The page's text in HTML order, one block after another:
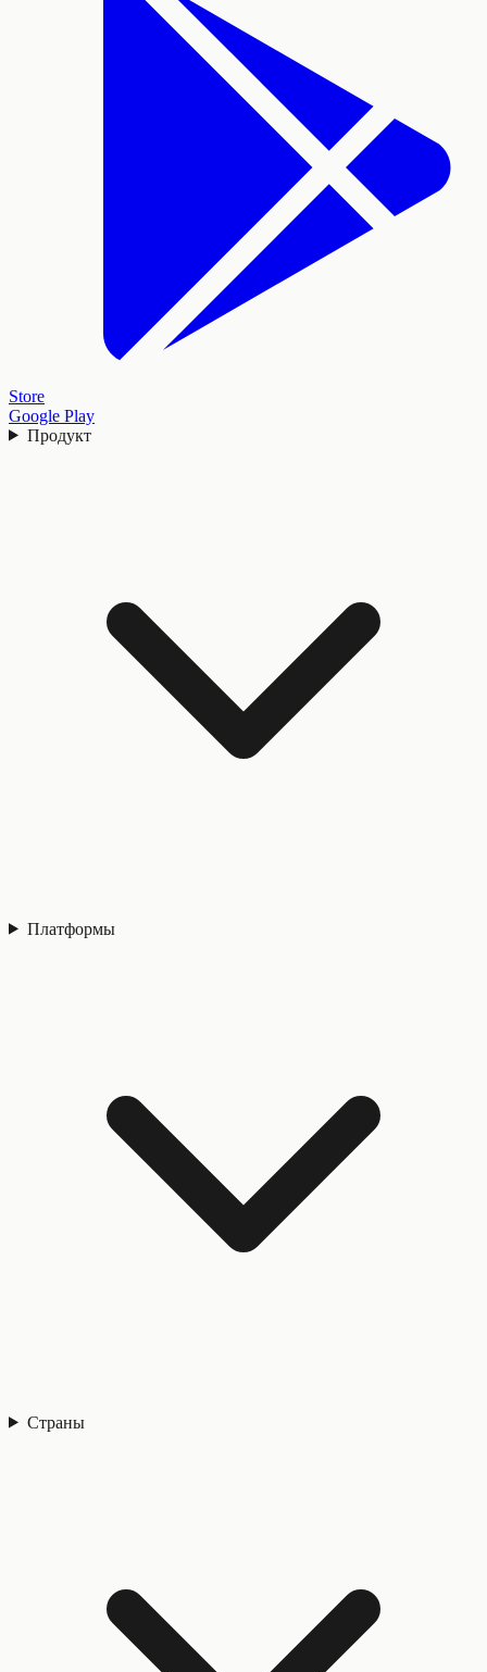
Store
Google Play
Продукт
Платформы
Страны